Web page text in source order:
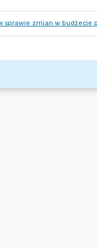
sprawie zmian w